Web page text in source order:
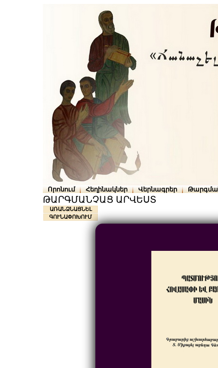
Որոնում Հեղինակներ Վերնագրեր
ԹԱՐԳՄԱՆՉԱՑ ԱՐՎԵՍՏ
ԱՌԱՆՁՆԱՑՆԵԼ
ԳՈՒՆԱՓՈԽՈՒՄ